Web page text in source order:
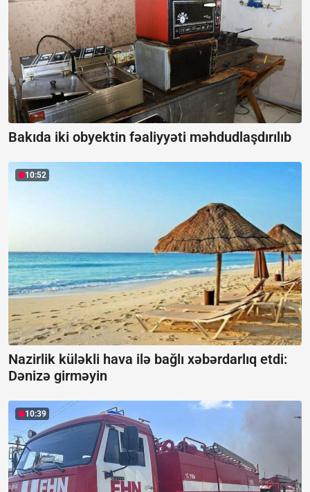
Bakıda iki obyektin fəaliyyəti məhdudlaşdırılıb
10:52
Nazirlik küləkli hava ilə bağlı xəbərdarlıq etdi:
Dənizə girməyin
10:39